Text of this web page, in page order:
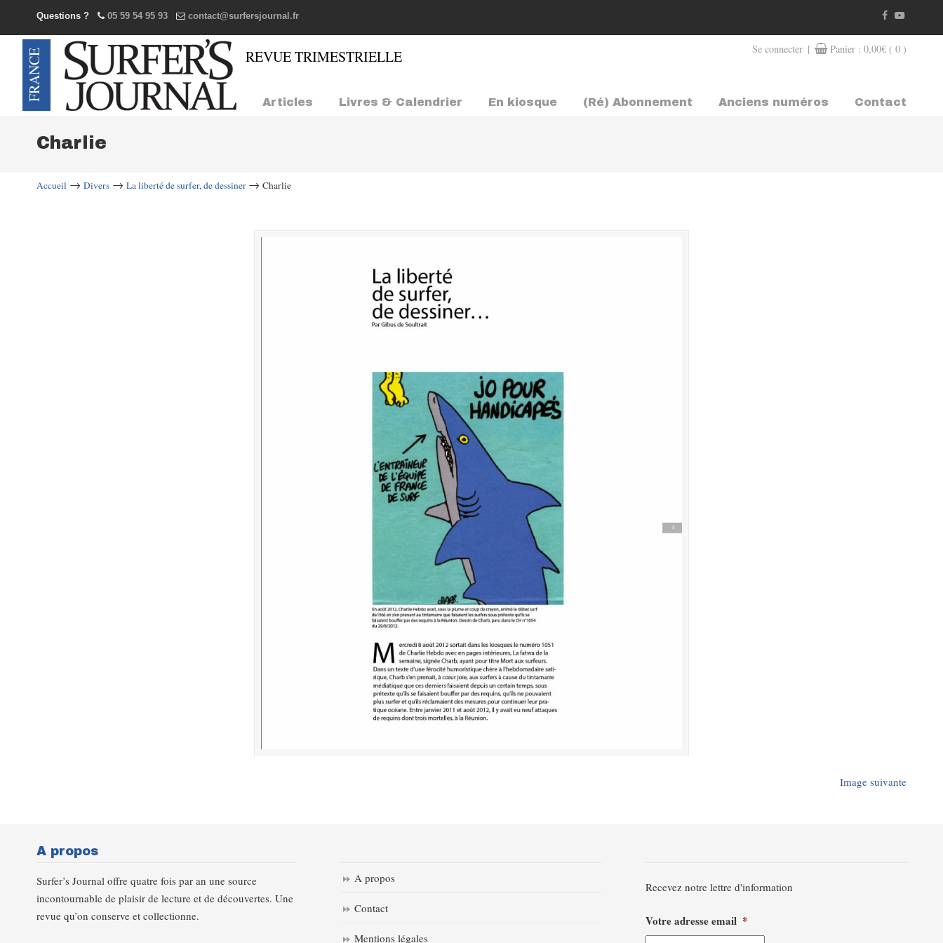
Questions ? 05 59 54 95 93 contact@surfersjournal.fr
Se connecter | Panier : 0,00€ ( 0 )
Articles Livres & Calendrier En kiosque (Ré) Abonnement Anciens numéros Contact
Navigation
Charlie
Accueil → Divers → La liberté de surfer, de dessiner → Charlie
Image suivante
A propos
Surfer’s Journal offre quatre fois par an une source
incontournable de plaisir de lecture et de découvertes. Une
revue qu’on conserve et collectionne.
A propos
Contact
Mentions légales
Recevez notre lettre d'information
Votre adresse email *